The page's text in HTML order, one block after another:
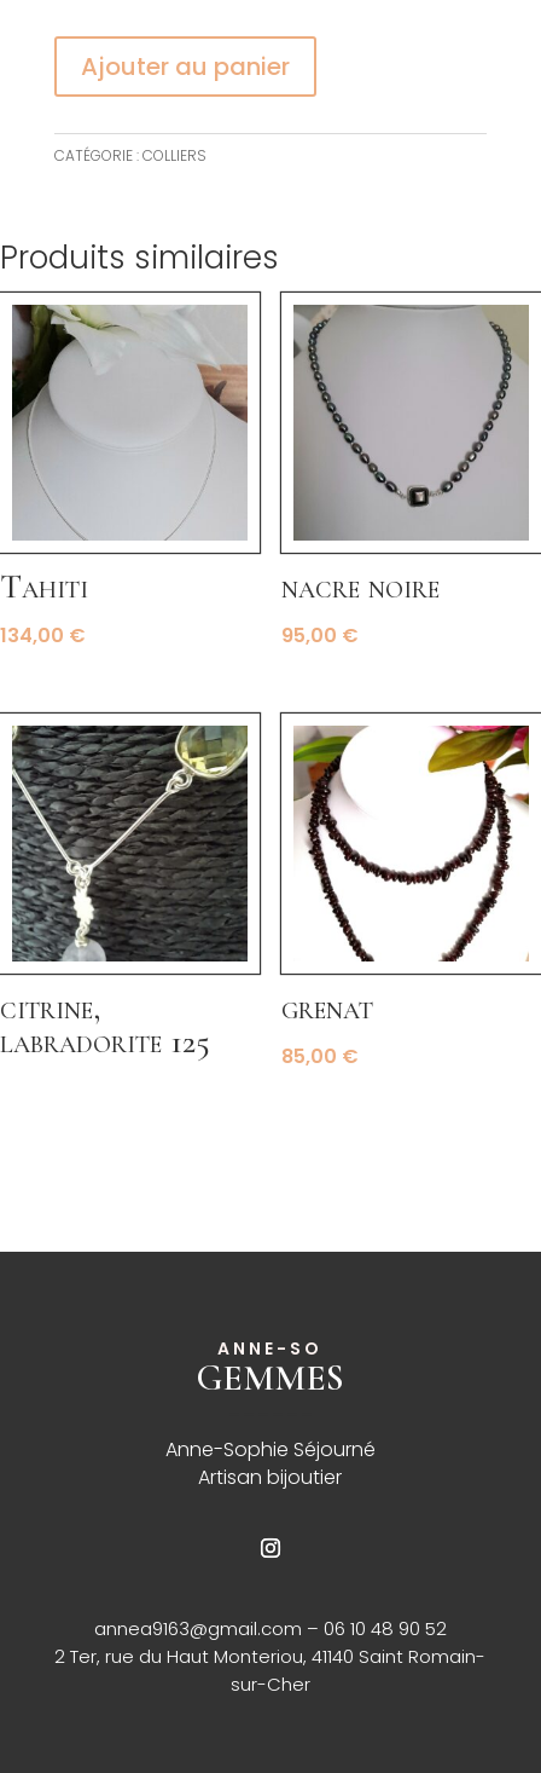
Ajouter au panier
CATÉGORIE :COLLIERS
Produits similaires
Tahiti
134,00 €
nacre noire
95,00 €
citrine,
labradorite 125
grenat
85,00 €
ANNE-SO
GEMMES
Anne-Sophie Séjourné
Artisan bijoutier
annea9163@gmail.com – 06 10 48 90 52
2 Ter, rue du Haut Monteriou, 41140 Saint Romain-
sur-Cher